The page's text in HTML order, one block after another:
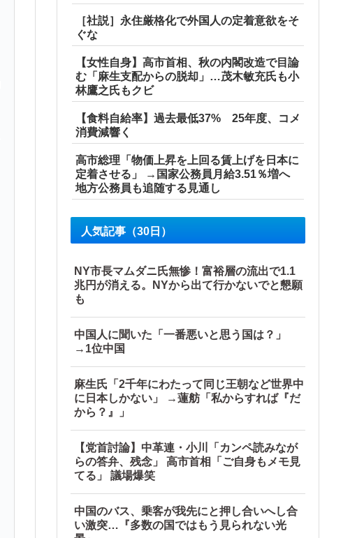
［社説］永住厳格化で外国人の定着意欲をそ
ぐな
【女性自身】高市首相、秋の内閣改造で目論
む「麻生支配からの脱却」…茂木敏充氏も小
林鷹之氏もクビ
【食料自給率】過去最低37% 25年度、コメ
消費減響く
高市総理「物価上昇を上回る賃上げを日本に
定着させる」 →国家公務員月給3.51％増へ
地方公務員も追随する見通し
人気記事（30日）
NY市長マムダニ氏無惨！富裕層の流出で1.1
兆円が消える。NYから出て行かないでと懇願
も
中国人に聞いた「一番悪いと思う国は？」
→1位中国
麻生氏「2千年にわたって同じ王朝など世界中
に日本しかない」 →蓮舫「私からすれば『だ
から？』」
【党首討論】中革連・小川「カンペ読みなが
らの答弁、残念」 高市首相「ご自身もメモ見
てる」 議場爆笑
中国のバス、乗客が我先にと押し合いへし合
い激突…『多数の国ではもう見られない光